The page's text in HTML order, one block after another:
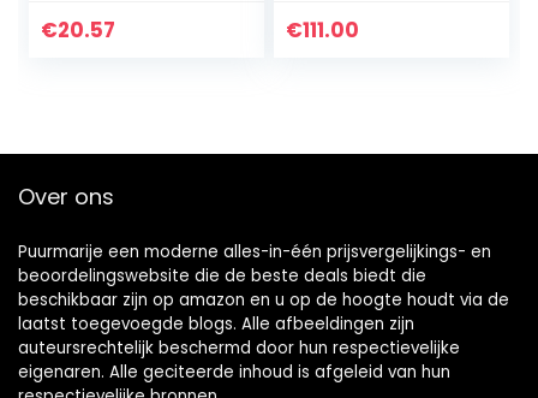
€20.57 €111.00
Over ons
Puurmarije een moderne alles-in-één prijsvergelijkings- en
beoordelingswebsite die de beste deals biedt die
beschikbaar zijn op amazon en u op de hoogte houdt via de
laatst toegevoegde blogs. Alle afbeeldingen zijn
auteursrechtelijk beschermd door hun respectievelijke
eigenaren. Alle geciteerde inhoud is afgeleid van hun